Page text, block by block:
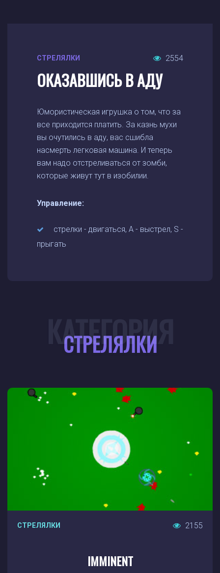
СТРЕЛЯЛКИ 2554
ОКАЗАВШИСЬ В АДУ
Юмористическая игрушка о том, что за
все приходится платить. За казнь мухи
вы очутились в аду, вас сшибла
насмерть легковая машина. И теперь
вам надо отстреливаться от зомби,
которые живут тут в изобилии.
Управление:
стрелки - двигаться, A - выстрел, S -
прыгать
СТРЕЛЯЛКИ
КАТЕГОРИЯ
СТРЕЛЯЛКИ 2155
IMMINENT